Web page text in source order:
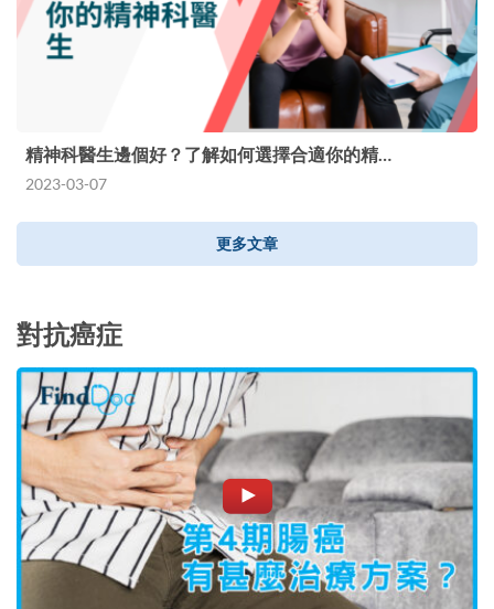
精神科醫生邊個好？了解如何選擇合適你的精…
2023-03-07
更多文章
對抗癌症